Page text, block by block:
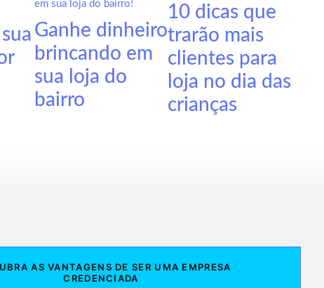
Ganhe dinheiro
brincando em
sua loja do
bairro
10 dicas que
trarão mais
clientes para
loja no dia das
crianças
AS VANTAGENS DE SER UMA EMPRESA
CREDENCIADA